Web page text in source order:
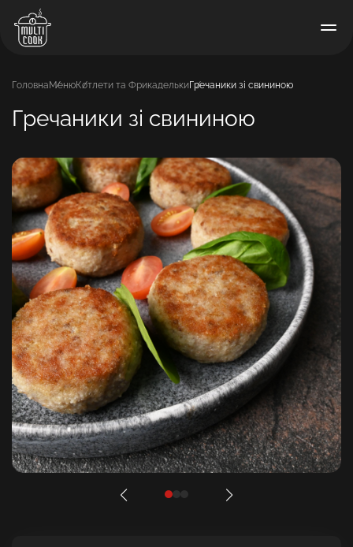
Головна МенюКотлети та ФрикаделькиГречаники зі свининою
Гречаники зі свининою